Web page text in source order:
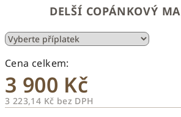
DELŠÍ COPÁNKOVÝ
3 900 Kč
3 223,14 Kč bez DPH